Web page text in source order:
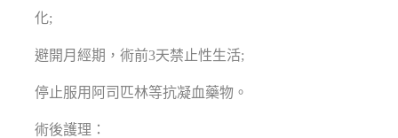
化;
避開月經期，術前3天禁止性生活;
停止服用阿司匹林等抗凝血藥物。
術後護理：